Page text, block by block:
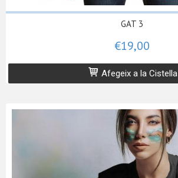
GAT 3
€19,00
Afegeix a la Cistella